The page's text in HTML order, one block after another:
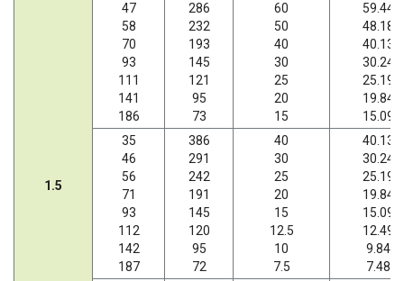
1.5
47
58
70
93
111
141
186
286
232
193
145
121
95
73
60
50
40
30
25
20
15
59.44
48.18
40.13
30.24
25.19
19.84
15.09
35
46
56
71
93
112
142
187
386
291
242
191
145
120
95
72
40
30
25
20
15
12.5
10
7.5
40.13
30.24
25.19
19.84
15.09
12.49
9.84
7.48